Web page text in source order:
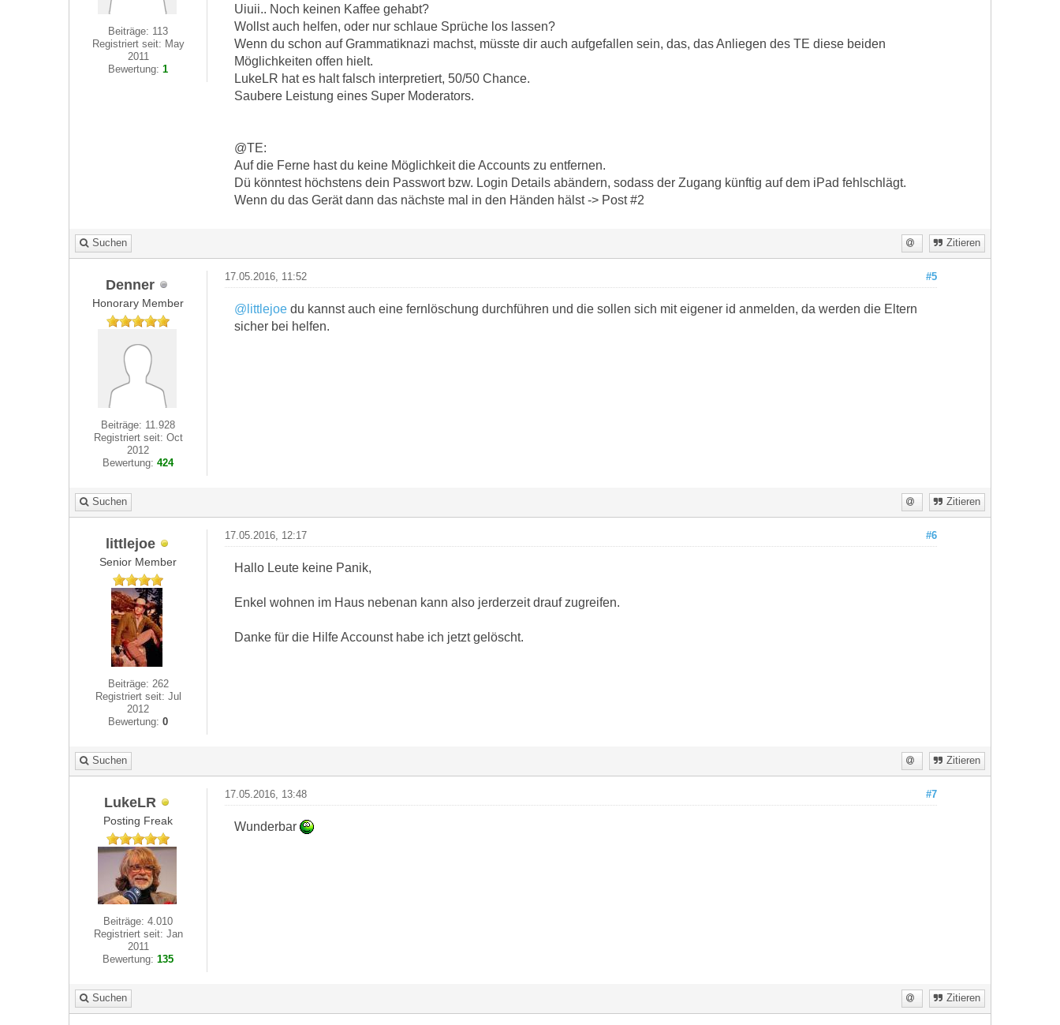
Beiträge: 113
Registriert seit: May
2011
Bewertung:1
Uiuii.. Noch keinen Kaffee gehabt?
Wollst auch helfen, oder nur schlaue Sprüche los lassen?
Wenn du schon auf Grammatiknazi machst, müsste dir auch aufgefallen sein, das, das Anliegen des TE diese beiden
Möglichkeiten offen hielt.
LukeLR hat es halt falsch interpretiert, 50/50 Chance.
Saubere Leistung eines Super Moderators.
@TE:
Auf die Ferne hast du keine Möglichkeit die Accounts zu entfernen.
Dü könntest höchstens dein Passwort bzw. Login Details abändern, sodass der Zugang künftig auf dem iPad fehlschlägt.
Wenn du das Gerät dann das nächste mal in den Händen hälst -> Post #2
Suchen Zitieren
Denner
Honorary Member
Beiträge: 11.928
Registriert seit: Oct
2012
Bewertung:424
#5
17.05.2016, 11:52
@littlejoedu kannst auch eine fernlöschung durchführen und die sollen sich mit eigener id anmelden, da werden die Eltern
sicher bei helfen.
Suchen Zitieren
littlejoe
Senior Member
Beiträge: 262
Registriert seit: Jul
2012
Bewertung:0
#6
17.05.2016, 12:17
Hallo Leute keine Panik,
Enkel wohnen im Haus nebenan kann also jerderzeit drauf zugreifen.
Danke für die Hilfe Accounst habe ich jetzt gelöscht.
Suchen Zitieren
LukeLR
Posting Freak
Beiträge: 4.010
Registriert seit: Jan
2011
Bewertung:135
#7
17.05.2016, 13:48
Wunderbar
Suchen Zitieren